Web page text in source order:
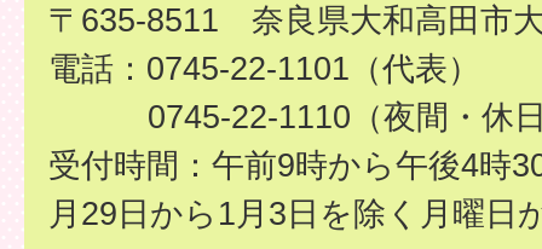
〒635-8511 奈良県大和高田市
電話：0745-22-1101（代表）
0745-22-1110（夜間・休
受付時間：午前9時から午後4時
月29日から1月3日を除く月曜日